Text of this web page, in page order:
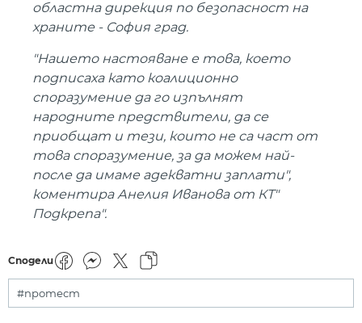
областна дирекция по безопасност на
храните - София град.
"Нашето настояване е това, което
подписаха като коалиционно
споразумение да го изпълнят
народните предствители, да се
приобщат и тези, които не са част от
това споразумение, за да можем най-
после да имаме адекватни заплати",
коментира Анелия Иванова от КТ"
Подкрепа".
Сподели
#протест